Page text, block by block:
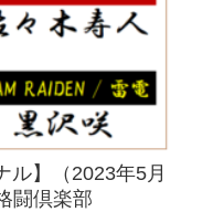
ル】（2023年5月
闘倶楽部